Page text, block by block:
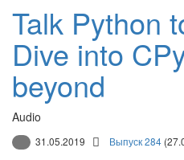
Talk Python
Dive into
beyond
Audio
31.05.2019 Выпуск 284